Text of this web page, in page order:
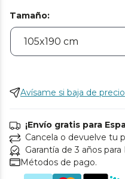
Tamaño:
Avísame si baja de precio
¡Envío gratis para
Cancela o devuelve tu
Garantía de 3 años para
Métodos de pago.